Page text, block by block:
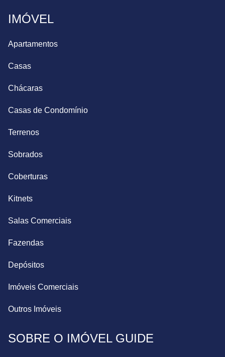
IMÓVEL
Apartamentos
Casas
Chácaras
Casas de Condomínio
Terrenos
Sobrados
Coberturas
Kitnets
Salas Comerciais
Fazendas
Depósitos
Imóveis Comerciais
Outros Imóveis
SOBRE O IMÓVEL GUIDE